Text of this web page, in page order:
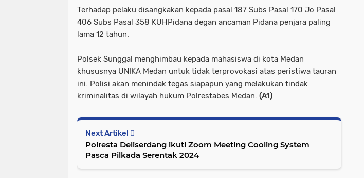
Terhadap pelaku disangkakan kepada pasal 187 Subs Pasal 170 Jo Pasal
406 Subs Pasal 358 KUHPidana degan ancaman Pidana penjara paling
lama 12 tahun.
Polsek Sunggal menghimbau kepada mahasiswa di kota Medan
khususnya UNIKA Medan untuk tidak terprovokasi atas peristiwa tauran
ini. Polisi akan menindak tegas siapapun yang melakukan tindak
kriminalitas di wilayah hukum Polrestabes Medan. (A1)
Next Artikel
Polresta Deliserdang ikuti Zoom Meeting Cooling System
Pasca Pilkada Serentak 2024